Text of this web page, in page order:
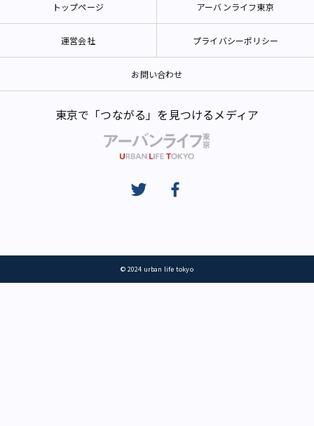
トップページ アーバンライフ東京
運営会社 プライバシーポリシー
お問い合わせ
東京で「つながる」を見つけるメディア
© 2024 urban life tokyo